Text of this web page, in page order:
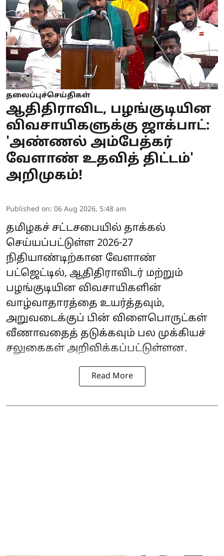
தலைப்புச்செய்திகள்
ஆதிதிராவிட, பழங்குடியின
விவசாயிகளுக்கு ஜாக்பாட்:
'அண்ணல் அம்பேத்கர்
வேளாண் உதவித் திட்டம்'
அறிமுகம்!
Published on: 06 Aug 2026, 5:48 am
தமிழகச் சட்டசபையில் தாக்கல்
செய்யப்பட்டுள்ள 2026-27
நிதியாண்டிற்கான வேளாண்
பட்ஜெட்டில், ஆதிதிராவிடர் மற்றும்
பழங்குடியின விவசாயிகளின்
வாழ்வாதாரத்தை உயர்த்தவும்,
அறுவடைக்குப் பின் விளைபொருட்கள்
வீணாவதைத் தடுக்கவும் பல முக்கியச்
சலுகைகள் அறிவிக்கப்பட்டுள்ளன.
Read More